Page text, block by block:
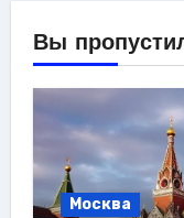
Вы
Москва